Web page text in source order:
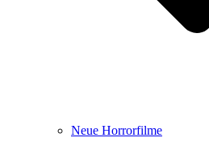
Neue Horrorfilme